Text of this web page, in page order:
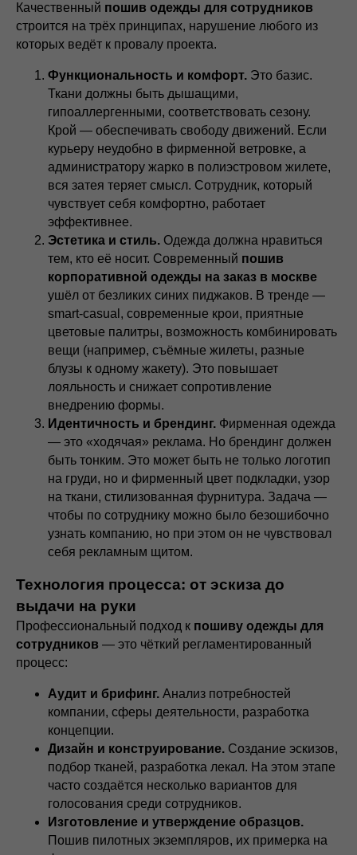
Качественный пошив одежды для сотрудников
строится на трёх принципах, нарушение любого из
которых ведёт к провалу проекта.
Функциональность и комфорт. Это базис.
Ткани должны быть дышащими,
гипоаллергенными, соответствовать сезону.
Крой — обеспечивать свободу движений. Если
курьеру неудобно в фирменной ветровке, а
администратору жарко в полиэстровом жилете,
вся затея теряет смысл. Сотрудник, который
чувствует себя комфортно, работает
эффективнее.
Эстетика и стиль. Одежда должна нравиться
тем, кто её носит. Современный пошив
корпоративной одежды на заказ в москве
ушёл от безликих синих пиджаков. В тренде —
smart-casual, современные крои, приятные
цветовые палитры, возможность комбинировать
вещи (например, съёмные жилеты, разные
блузы к одному жакету). Это повышает
лояльность и снижает сопротивление
внедрению формы.
Идентичность и брендинг. Фирменная одежда
— это «ходячая» реклама. Но брендинг должен
быть тонким. Это может быть не только логотип
на груди, но и фирменный цвет подкладки, узор
на ткани, стилизованная фурнитура. Задача —
чтобы по сотруднику можно было безошибочно
узнать компанию, но при этом он не чувствовал
себя рекламным щитом.
Технология процесса: от эскиза до
выдачи на руки
Профессиональный подход к пошиву одежды для
сотрудников — это чёткий регламентированный
процесс:
Аудит и брифинг. Анализ потребностей
компании, сферы деятельности, разработка
концепции.
Дизайн и конструирование. Создание эскизов,
подбор тканей, разработка лекал. На этом этапе
часто создаётся несколько вариантов для
голосования среди сотрудников.
Изготовление и утверждение образцов.
Пошив пилотных экземпляров, их примерка на